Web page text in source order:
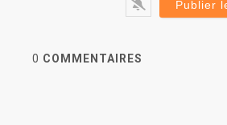
0 COMMENTAIRES